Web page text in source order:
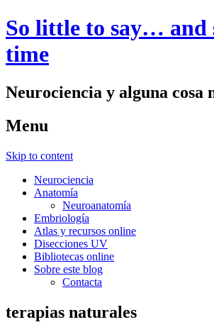
So little to say… and
time
Neurociencia y alguna cosa
Menu
Skip to content
Neurociencia
Anatomía
Neuroanatomía
Embriología
Atlas y recursos online
Disecciones UV
Bibliotecas online
Sobre este blog
Contacta
terapias naturales